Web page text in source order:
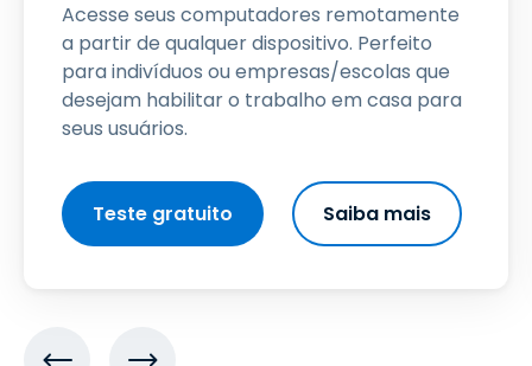
Acesse seus computadores remotamente
a partir de qualquer dispositivo. Perfeito
para indivíduos ou empresas/escolas que
desejam habilitar o trabalho em casa para
seus usuários.
Teste gratuito Saiba mais